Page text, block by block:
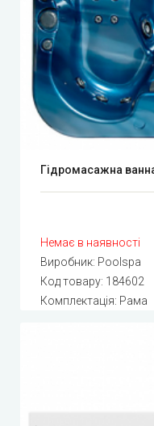
Гідромасажна
Немає в наявності
Виробник: Poolspa
Код товару: 184602
Комплектація: Рама